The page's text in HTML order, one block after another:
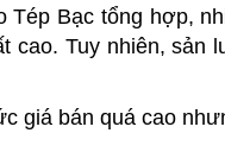
Bạc tổng hợp,
cao. Tuy nhiên, sản
giá bán quá cao